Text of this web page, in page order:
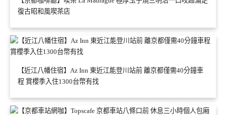
復古昭和風喫茶店
【近江八幡住宿】Az Inn 東近江能登川站前 離京都僅需40分鐘車
程 賞櫻季入住1300台幣有找